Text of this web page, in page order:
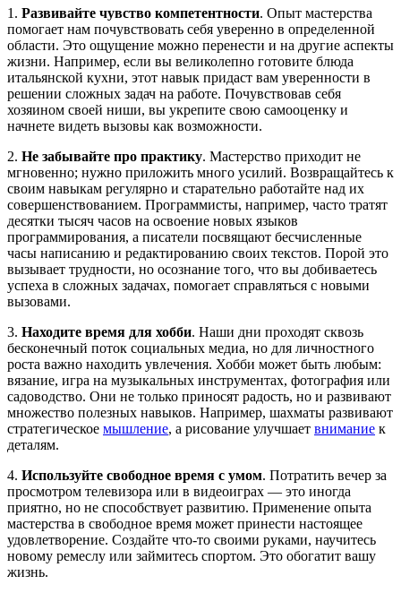
1. Развивайте чувство компетентности. Опыт мастерства
помогает нам почувствовать себя уверенно в определенной
области. Это ощущение можно перенести и на другие аспекты
жизни. Например, если вы великолепно готовите блюда
итальянской кухни, этот навык придаст вам уверенности в
решении сложных задач на работе. Почувствовав себя
хозяином своей ниши, вы укрепите свою самооценку и
начнете видеть вызовы как возможности.
2. Не забывайте про практику. Мастерство приходит не
мгновенно; нужно приложить много усилий. Возвращайтесь к
своим навыкам регулярно и старательно работайте над их
совершенствованием. Программисты, например, часто тратят
десятки тысяч часов на освоение новых языков
программирования, а писатели посвящают бесчисленные
часы написанию и редактированию своих текстов. Порой это
вызывает трудности, но осознание того, что вы добиваетесь
успеха в сложных задачах, помогает справляться с новыми
вызовами.
3. Находите время для хобби. Наши дни проходят сквозь
бесконечный поток социальных медиа, но для личностного
роста важно находить увлечения. Хобби может быть любым:
вязание, игра на музыкальных инструментах, фотография или
садоводство. Они не только приносят радость, но и развивают
множество полезных навыков. Например, шахматы развивают
стратегическое мышление, а рисование улучшает внимание к
деталям.
4. Используйте свободное время с умом. Потратить вечер за
просмотром телевизора или в видеоиграх — это иногда
приятно, но не способствует развитию. Применение опыта
мастерства в свободное время может принести настоящее
удовлетворение. Создайте что-то своими руками, научитесь
новому ремеслу или займитесь спортом. Это обогатит вашу
жизнь.